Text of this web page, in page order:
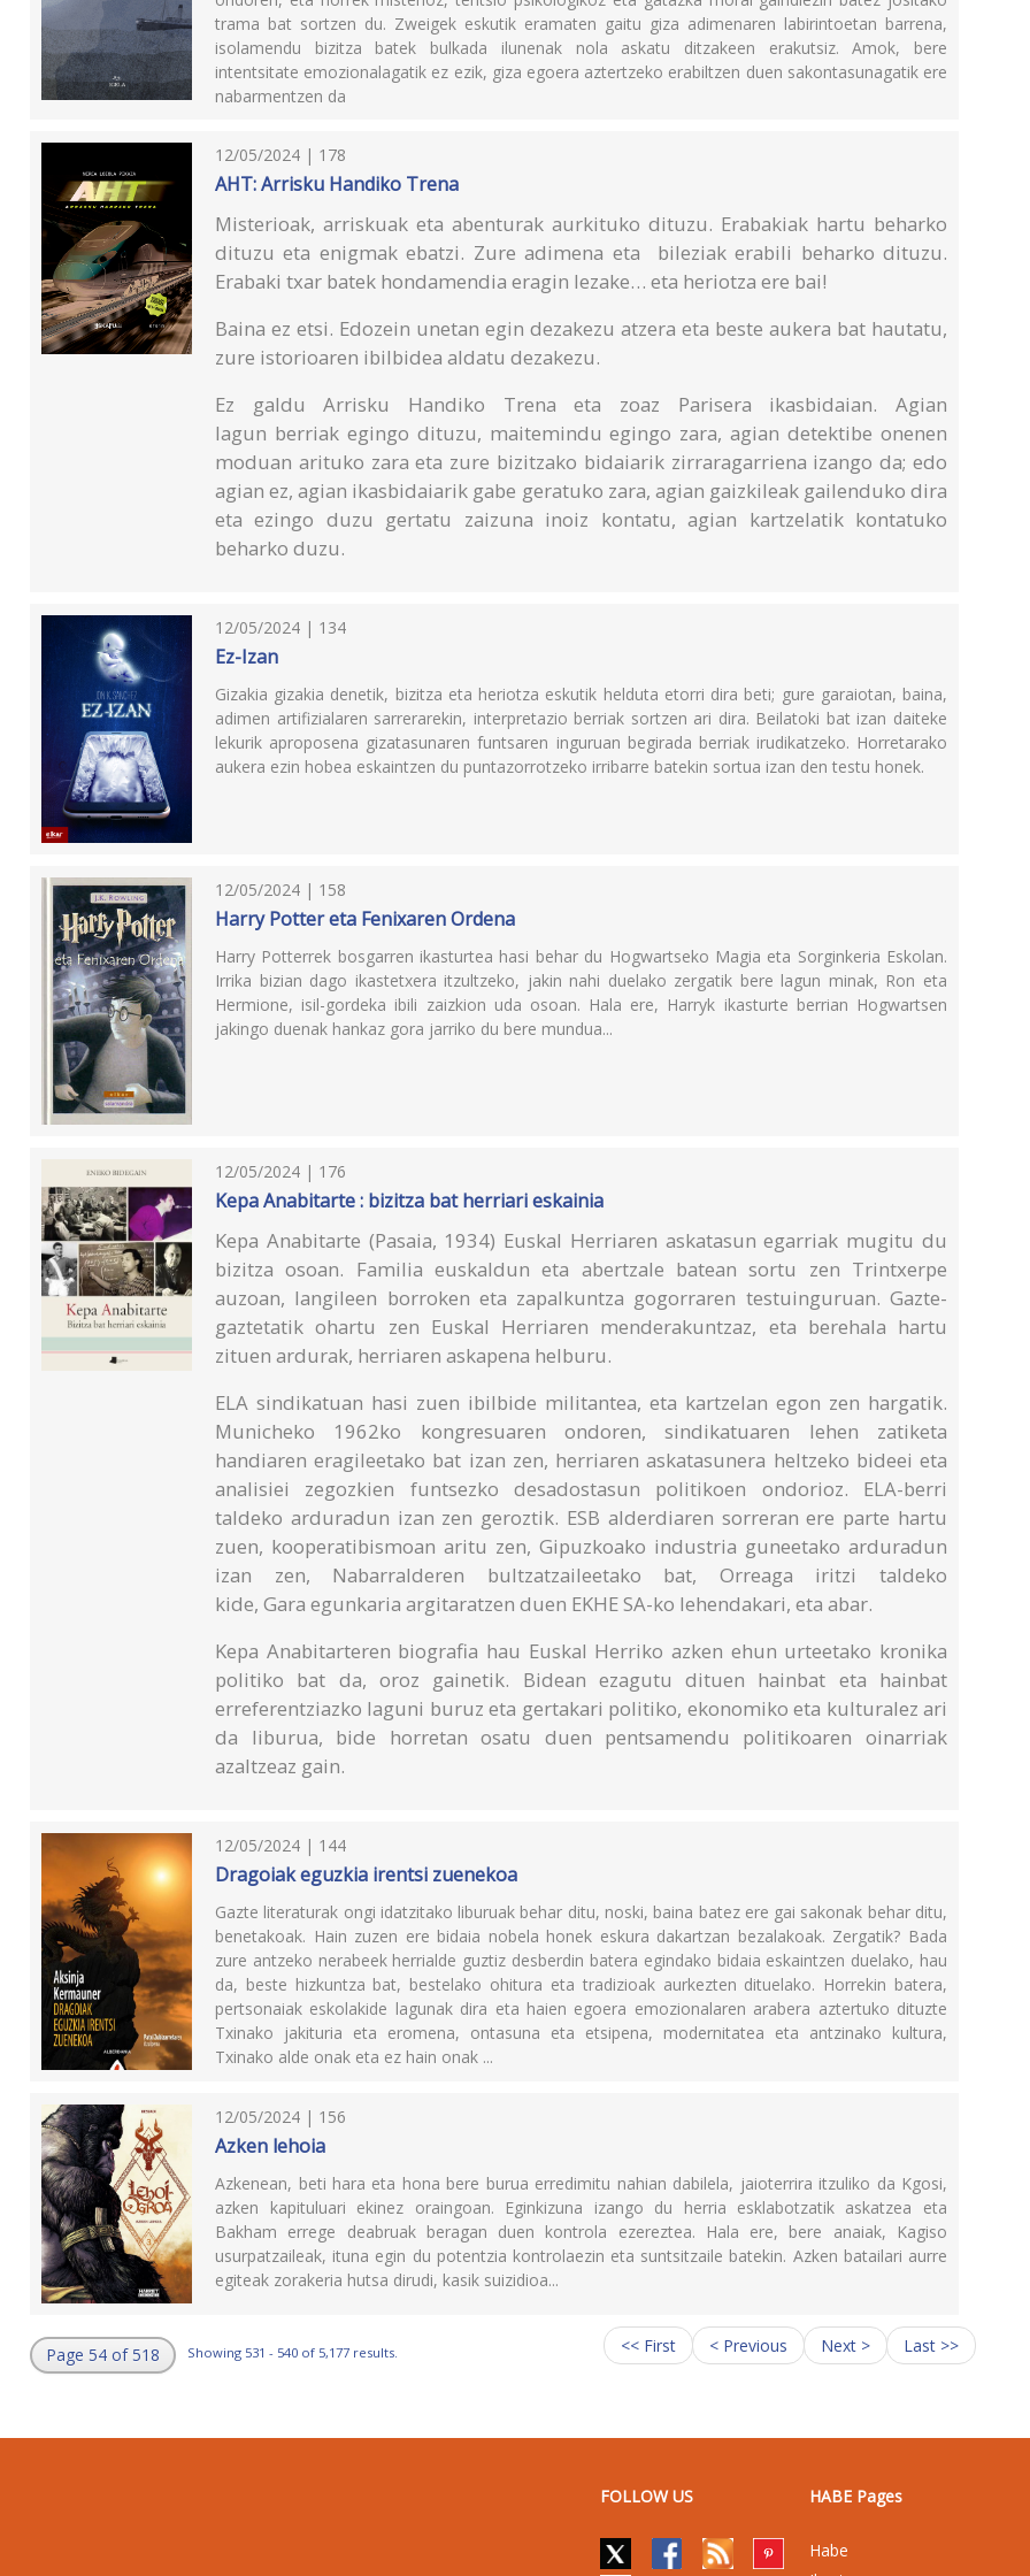
trama bat sortzen du. Zweigek eskutik eramaten gaitu giza adimenaren labirintoetan barrena,
isolamendu bizitza batek bulkada ilunenak nola askatu ditzakeen erakutsiz. Amok, bere
intentsitate emozionalagatik ez ezik, giza egoera aztertzeko erabiltzen duen sakontasunagatik ere
nabarmentzen da
12/05/2024 | 178
AHT: Arrisku Handiko Trena
Misterioak, arriskuak eta abenturak aurkituko dituzu. Erabakiak hartu beharko
dituzu eta enigmak ebatzi. Zure adimena eta bileziak erabili beharko dituzu.
Erabaki txar batek hondamendia eragin lezake… eta heriotza ere bai!
Baina ez etsi. Edozein unetan egin dezakezu atzera eta beste aukera bat hautatu,
zure istorioaren ibilbidea aldatu dezakezu.
Ez galdu Arrisku Handiko Trena eta zoaz Parisera ikasbidaian. Agian
lagun berriak egingo dituzu, maitemindu egingo zara, agian detektibe onenen
moduan arituko zara eta zure bizitzako bidaiarik zirraragarriena izango da; edo
agian ez, agian ikasbidaiarik gabe geratuko zara, agian gaizkileak gailenduko dira
eta ezingo duzu gertatu zaizuna inoiz kontatu, agian kartzelatik kontatuko
beharko duzu.
12/05/2024 | 134
Ez-Izan
Gizakia gizakia denetik, bizitza eta heriotza eskutik helduta etorri dira beti; gure garaiotan, baina,
adimen artifizialaren sarrerarekin, interpretazio berriak sortzen ari dira. Beilatoki bat izan daiteke
lekurik aproposena gizatasunaren funtsaren inguruan begirada berriak irudikatzeko. Horretarako
aukera ezin hobea eskaintzen du puntazorrotzeko irribarre batekin sortua izan den testu honek.
12/05/2024 | 158
Harry Potter eta Fenixaren Ordena
Harry Potterrek bosgarren ikasturtea hasi behar du Hogwartseko Magia eta Sorginkeria Eskolan.
Irrika bizian dago ikastetxera itzultzeko, jakin nahi duelako zergatik bere lagun minak, Ron eta
Hermione, isil-gordeka ibili zaizkion uda osoan. Hala ere, Harryk ikasturte berrian Hogwartsen
jakingo duenak hankaz gora jarriko du bere mundua...
12/05/2024 | 176
Kepa Anabitarte : bizitza bat herriari eskainia
Kepa Anabitarte (Pasaia, 1934) Euskal Herriaren askatasun egarriak mugitu du
bizitza osoan. Familia euskaldun eta abertzale batean sortu zen Trintxerpe
auzoan, langileen borroken eta zapalkuntza gogorraren testuinguruan. Gazte-
gaztetatik ohartu zen Euskal Herriaren menderakuntzaz, eta berehala hartu
zituen ardurak, herriaren askapena helburu.
ELA sindikatuan hasi zuen ibilbide militantea, eta kartzelan egon zen hargatik.
Municheko 1962ko kongresuaren ondoren, sindikatuaren lehen zatiketa
handiaren eragileetako bat izan zen, herriaren askatasunera heltzeko bideei eta
analisiei zegozkien funtsezko desadostasun politikoen ondorioz. ELA-berri
taldeko arduradun izan zen geroztik. ESB alderdiaren sorreran ere parte hartu
zuen, kooperatibismoan aritu zen, Gipuzkoako industria guneetako arduradun
izan zen, Nabarralderen bultzatzaileetako bat, Orreaga iritzi taldeko
kide, Gara egunkaria argitaratzen duen EKHE SA-ko lehendakari, eta abar.
Kepa Anabitarteren biografia hau Euskal Herriko azken ehun urteetako kronika
politiko bat da, oroz gainetik. Bidean ezagutu dituen hainbat eta hainbat
erreferentziazko laguni buruz eta gertakari politiko, ekonomiko eta kulturalez ari
da liburua, bide horretan osatu duen pentsamendu politikoaren oinarriak
azaltzeaz gain.
12/05/2024 | 144
Dragoiak eguzkia irentsi zuenekoa
Gazte literaturak ongi idatzitako liburuak behar ditu, noski, baina batez ere gai sakonak behar ditu,
benetakoak. Hain zuzen ere bidaia nobela honek eskura dakartzan bezalakoak. Zergatik? Bada
zure antzeko nerabeek herrialde guztiz desberdin batera egindako bidaia eskaintzen duelako, hau
da, beste hizkuntza bat, bestelako ohitura eta tradizioak aurkezten dituelako. Horrekin batera,
pertsonaiak eskolakide lagunak dira eta haien egoera emozionalaren arabera aztertuko dituzte
Txinako jakituria eta eromena, ontasuna eta etsipena, modernitatea eta antzinako kultura,
Txinako alde onak eta ez hain onak ...
12/05/2024 | 156
Azken lehoia
Azkenean, beti hara eta hona bere burua erredimitu nahian dabilela, jaioterrira itzuliko da Kgosi,
azken kapituluari ekinez oraingoan. Eginkizuna izango du herria esklabotzatik askatzea eta
Bakham errege deabruak beragan duen kontrola ezereztea. Hala ere, bere anaiak, Kagiso
usurpatzaileak, ituna egin du potentzia kontrolaezin eta suntsitzaile batekin. Azken batailari aurre
egiteak zorakeria hutsa dirudi, kasik suizidioa...
Page 54 of 518 Showing 531 - 540 of 5,177 results. << First < Previous Next > Last >>
FOLLOW US HABE Pages
Habe